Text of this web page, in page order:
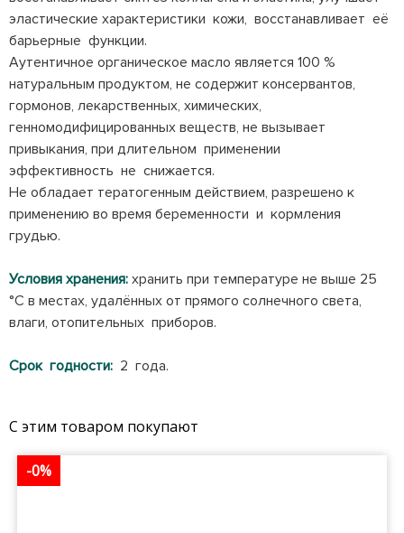
эластические характеристики кожи, восстанавливает её
барьерные функции.
Аутентичное органическое масло является 100 %
натуральным продуктом, не содержит консервантов,
гормонов, лекарственных, химических,
генномодифицированных веществ, не вызывает
привыкания, при длительном применении
эффективность не снижается.
Не обладает тератогенным действием, разрешено к
применению во время беременности и кормления
грудью.
Условия хранения: хранить при температуре не выше 25
°С в местах, удалённых от прямого солнечного света,
влаги, отопительных приборов.
Срок годности: 2 года.
С этим товаром покупают
-0%